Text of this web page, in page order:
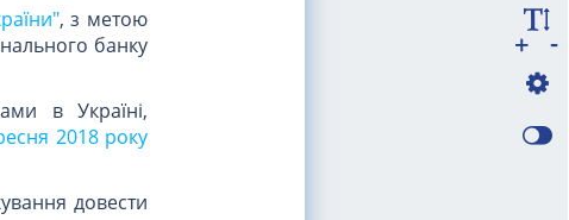
, з метою
банку
в Україні,
2018 року
довести
-
+